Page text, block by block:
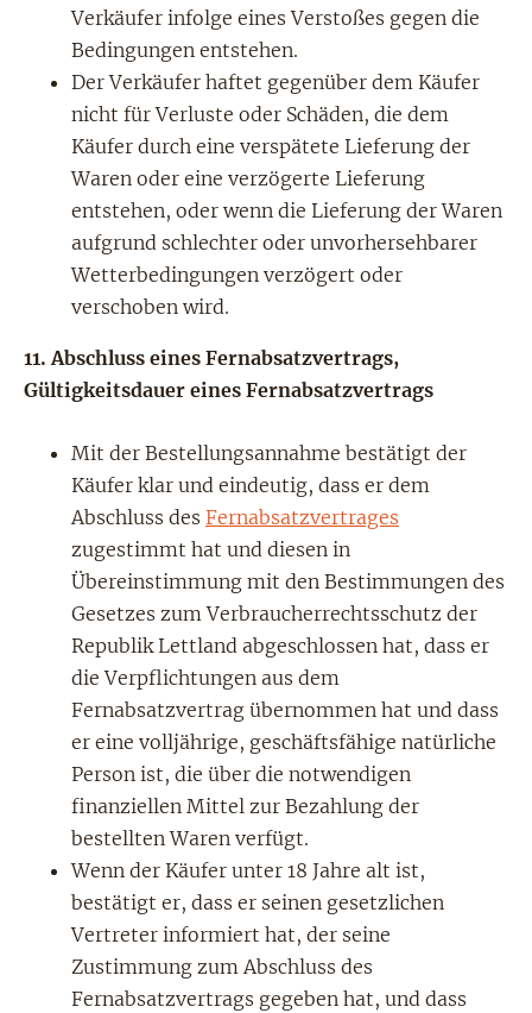
Verkäufer infolge eines Verstoßes gegen die
Bedingungen entstehen.
Der Verkäufer haftet gegenüber dem Käufer
nicht für Verluste oder Schäden, die dem
Käufer durch eine verspätete Lieferung der
Waren oder eine verzögerte Lieferung
entstehen, oder wenn die Lieferung der Waren
aufgrund schlechter oder unvorhersehbarer
Wetterbedingungen verzögert oder
verschoben wird.
11.Abschluss eines Fernabsatzvertrags,
Gültigkeitsdauer eines Fernabsatzvertrags
Mit der Bestellungsannahme bestätigt der
Käufer klar und eindeutig, dass er dem
Abschluss des Fernabsatzvertrages
zugestimmt hat und diesen in
Übereinstimmung mit den Bestimmungen des
Gesetzes zum Verbraucherrechtsschutz der
Republik Lettland abgeschlossen hat, dass er
die Verpflichtungen aus dem
Fernabsatzvertrag übernommen hat und dass
er eine volljährige, geschäftsfähige natürliche
Person ist, die über die notwendigen
finanziellen Mittel zur Bezahlung der
bestellten Waren verfügt.
Wenn der Käufer unter 18 Jahre alt ist,
bestätigt er, dass er seinen gesetzlichen
Vertreter informiert hat, der seine
Zustimmung zum Abschluss des
Fernabsatzvertrags gegeben hat, und dass